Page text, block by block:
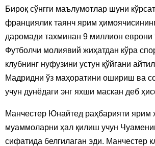
Бироқ сўнгги маълумотлар шуни
франциялик таянч ярим
даромади тахминан 9 миллион еврони
Футболчи молиявий жиҳатдан кўра
клубнинг нуфузини устун қўйгани
Мадридни ўз маҳоратини ошириш ва
учун дунёдаги энг яхши маскан деб
Манчестер Юнайтед раҳбарияти ярим
муаммоларни ҳал қилиш учун
сифатида белгилаган эди. Манчестер